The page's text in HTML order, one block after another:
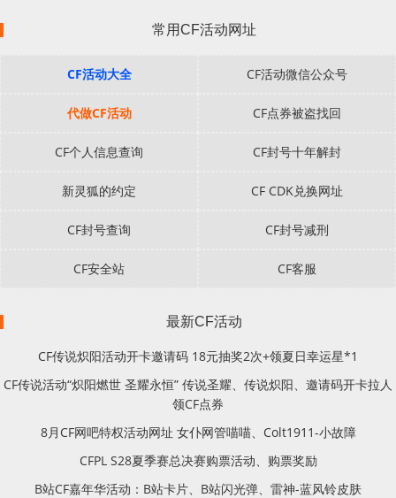
常用CF活动网址
CF活动大全 CF活动微信公众号
代做CF活动 CF点券被盗找回
CF个人信息查询 CF封号十年解封
新灵狐的约定 CF CDK兑换网址
CF封号查询 CF封号减刑
CF安全站 CF客服
最新CF活动
CF传说炽阳活动开卡邀请码 18元抽奖2次+领夏日幸运星*1
CF传说活动“炽阳燃世 圣耀永恒” 传说圣耀、传说炽阳、邀请码开卡拉人
领CF点券
8月CF网吧特权活动网址 女仆网管喵喵、Colt1911-小故障
CFPL S28夏季赛总决赛购票活动、购票奖励
B站CF嘉年华活动：B站卡片、B站闪光弹、雷神-蓝风铃皮肤